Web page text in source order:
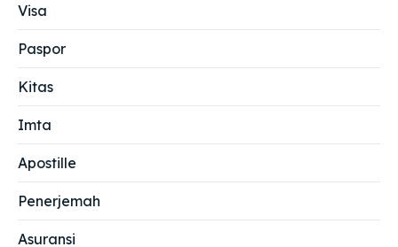
Visa
Paspor
Kitas
Imta
Apostille
Penerjemah
Asuransi